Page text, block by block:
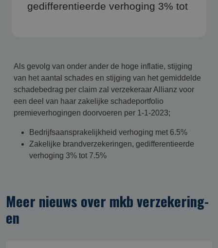
gedifferentieerde verhoging 3% tot
Als gevolg van onder ander de hoge inflatie, stijging
van het aantal schades en stijging van het gemiddelde
schadebedrag per claim zal verzekeraar Allianz voor
een deel van haar zakelijke schadeportfolio
premieverhogingen doorvoeren per 1-1-2023;
Bedrijfsaansprakelijkheid verhoging met 6.5%
Zakelijke brandverzekeringen, gedifferentieerde
verhoging 3% tot 7.5%
Meer nieuws over mkb verzekering­
en